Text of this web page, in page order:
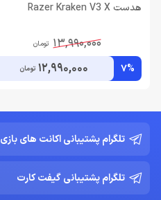
هدست Razer Kraken V3 X
13,990,000 تومان
7%
12,990,000 تومان
تلگرام پشتیبانی اکانت های بازی
تلگرام پشتیبانی گیفت کارت